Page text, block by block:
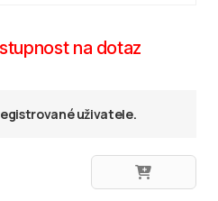
na dotaz
uživatele.